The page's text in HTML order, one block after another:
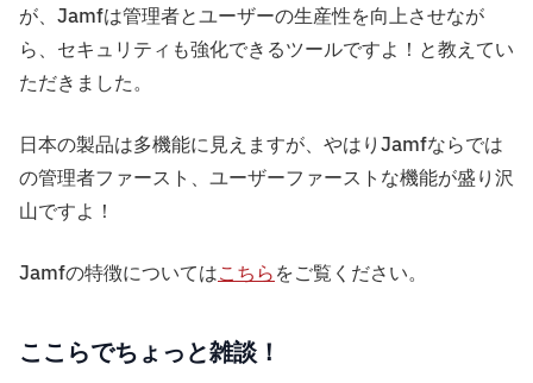
が、Jamfは管理者とユーザーの生産性を向上させなが
ら、セキュリティも強化できるツールですよ！と教えてい
ただきました。
日本の製品は多機能に見えますが、やはりJamfならでは
の管理者ファースト、ユーザーファーストな機能が盛り沢
山ですよ！
Jamfの特徴についてはこちらをご覧ください。
ここらでちょっと雑談！